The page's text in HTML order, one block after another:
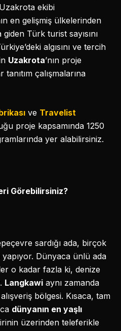
Uzakrota ekibi
en gelişmiş ülkelerinden
Türk turist sayısını
algısını ve tercih
Uzakrota’nın proje
çalışmalarına
ve Travelist
proje kapsamında 1250
yer alabilirsiniz.
Görebilirsiniz?
sardığı ada, birçok
Dünyaca ünlü ada
o kadar fazla ki, denize
Langkawi aynı zamanda
bölgesi. Kısaca, tam
dünyanın en yaşlı
üzerinden teleferikle